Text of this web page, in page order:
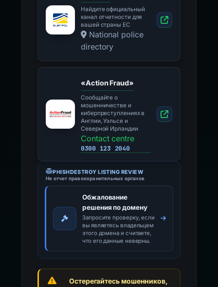
Найдите официальный
канал отчетности для
вашей страны ЕС
National police
directory
«Action Fraud»
Сообщайте о
мошенничестве и
киберпреступлениях в
Англии, Уэльсе и
Северной Ирландии
Contact centre
0300 123 2040
PHISHDESTROY LISTING REVIEW
Не отчет правоохранительных органов
Обжалование
решения по домену
Запросите проверку, если
вы являетесь владельцем
этого домена и считаете,
что его данные неверны.
Остерегайтесь мошенников,